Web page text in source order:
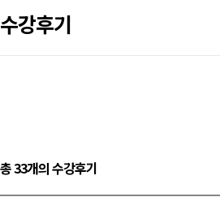
수강후기
총 33개의 수강후기